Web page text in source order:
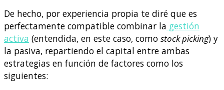
De hecho, por experiencia propia te diré que es
perfectamente compatible combinar la gestión
activa (entendida, en este caso, como stock picking) y
la pasiva, repartiendo el capital entre ambas
estrategias en función de factores como los
siguientes: